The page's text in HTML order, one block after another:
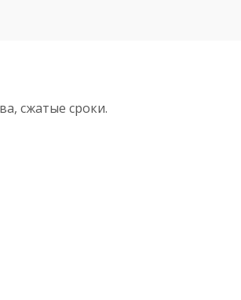
сжатые сроки.